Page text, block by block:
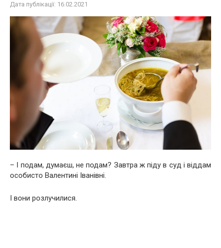
Дата публікації: 16.02.2021
– І подам, думаєш, не подам? Завтра ж піду в суд і віддам
особисто Валентині Іванівні.
І вони розлучилися.